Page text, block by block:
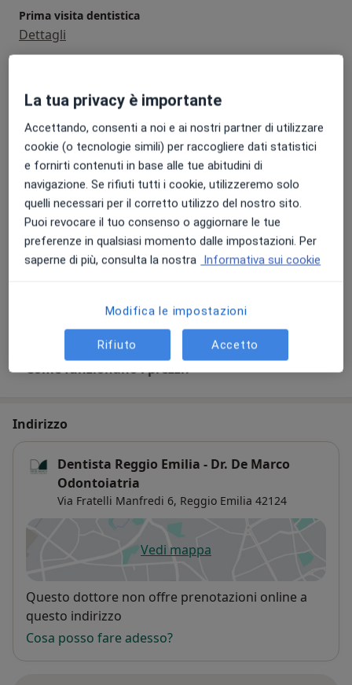
Prima visita dentistica
Dettagli
Dettagli
Visita di controllo
Dettagli
Valutazione protesica
Dettagli
Studio clinico
+ 13 prestazioni
Come funzionano i prezzi?
Indirizzo
Dentista Reggio Emilia - Dr. De Marco
Odontoiatria
Via Fratelli Manfredi 6, Reggio Emilia 42124
Vedi mappasi apre in una nuova scheda
Disponibilità
Questo dottore non offre prenotazioni online a
questo indirizzo
Cosa posso fare adesso?
La tua privacy è importante
Accettando, consenti a noi e ai nostri partner di utilizzare
cookie (o tecnologie simili) per raccogliere dati statistici
e fornirti contenuti in base alle tue abitudini di
navigazione. Se rifiuti tutti i cookie, utilizzeremo solo
quelli necessari per il corretto utilizzo del nostro sito.
Puoi revocare il tuo consenso o aggiornare le tue
preferenze in qualsiasi momento dalle impostazioni. Per
saperne di più, consulta la nostra Informativa sui cookie
Modifica le impostazioni
Rifiuto Accetto